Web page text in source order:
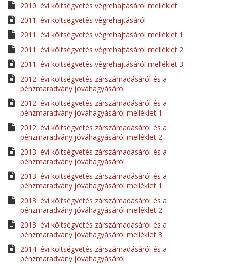
2010. évi költségvetés végrehajtásáról melléklet
2011. évi költségvetés végrehajtásáról
2011. évi költségvetés végrehajtásáról melléklet 1
2011. évi költségvetés végrehajtásáról melléklet 2
2011. évi költségvetés végrehajtásáról melléklet 3
2012. évi költségvetés zárszámadásáról és a
pénzmaradvány jóváhagyásáról
2012. évi költségvetés zárszámadásáról és a
pénzmaradvány jóváhagyásáról melléklet 1
2012. évi költségvetés zárszámadásáról és a
pénzmaradvány jóváhagyásáról melléklet 2
2013. évi költségvetés zárszámadásáról és a
pénzmaradvány jóváhagyásáról
2013. évi költségvetés zárszámadásáról és a
pénzmaradvány jóváhagyásáról melléklet 1
2013. évi költségvetés zárszámadásáról és a
pénzmaradvány jóváhagyásáról melléklet 2
2013. évi költségvetés zárszámadásáról és a
pénzmaradvány jóváhagyásáról melléklet 3
2014. évi költségvetés zárszámadásáról és a
pénzmaradvány jóváhagyásáról